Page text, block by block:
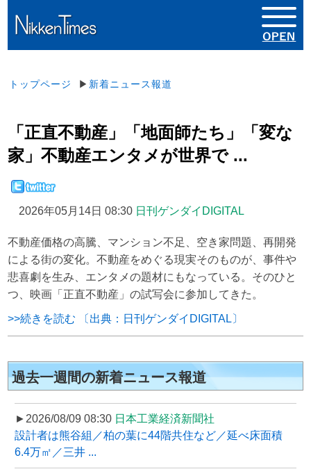
トップページ ▶ 新着ニュース報道
「正直不動産」「地面師たち」「変な
家」不動産エンタメが世界で ...
2026年05月14日 08:30 日刊ゲンダイDIGITAL
不動産価格の高騰、マンション不足、空き家問題、再開発
による街の変化。不動産をめぐる現実そのものが、事件や
悲喜劇を生み、エンタメの題材にもなっている。そのひと
つ、映画「正直不動産」の試写会に参加してきた。
>>続きを読む 〔出典：日刊ゲンダイDIGITAL〕
過去一週間の新着ニュース報道
►2026/08/09 08:30 日本工業経済新聞社
設計者は熊谷組／柏の葉に44階共住など／延べ床面積
6.4万㎡／三井 ...